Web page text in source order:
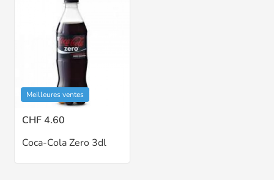
Meilleures ventes
CHF 4.60
Coca-Cola Zero 3dl